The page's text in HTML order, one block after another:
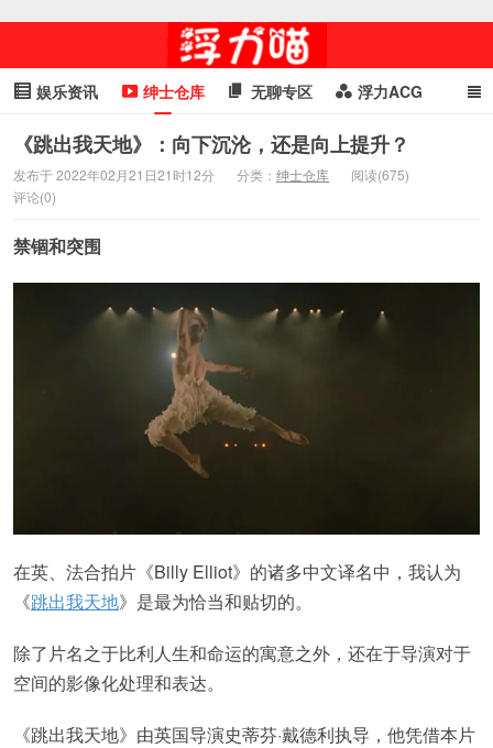
娱乐资讯 绅士仓库 无聊专区 浮力ACG
浮力GIF 明星头条 浮力资讯 头条女神 萌妹专区
cosplay
《跳出我天地》：向下沉沦，还是向上提升？
发布于 2022年02月21日21时12分 分类： 绅士仓库
阅读(675)
评论(0)
禁锢和突围
在英、法合拍片《Billy Elliot》的诸多中文译名中，我认为
《跳出我天地》是最为恰当和贴切的。
除了片名之于比利人生和命运的寓意之外，还在于导演对于
空间的影像化处理和表达。
《跳出我天地》由英国导演史蒂芬·戴德利执导，他凭借本片